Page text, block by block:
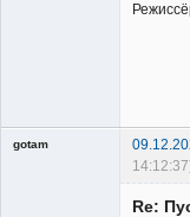
gotam
Re: